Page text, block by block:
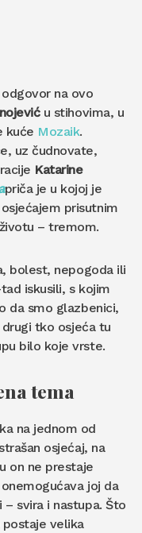
na ovo
u stihovima, u
kuće Mozaik.
uz čudnovate,
Katarine
priča je u kojoj je
prisutnim
– tremom.
bolest, nepogoda ili
iskusili, s kojim
da smo glazbenici,
tko osjeća tu
bilo koje vrste.
tema
na jednom od
osjećaj, na
on ne prestaje
joj da
svira i nastupa. Što
velika